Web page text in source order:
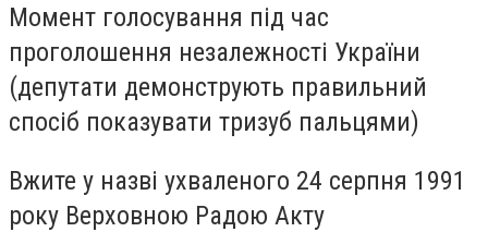
Момент голосування під час
проголошення незалежності України
(депутати демонструють правильний
спосіб показувати тризуб пальцями)
Вжите у назві ухваленого 24 серпня 1991
року Верховною Радою Акту